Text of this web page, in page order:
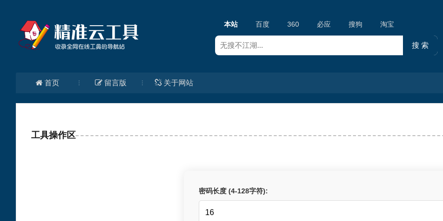
本站 百度 360 必应 搜狗 淘宝
首页 留言版 关于网站
工具操作区
密码长度 (4-128字符):